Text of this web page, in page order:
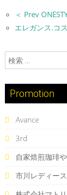
＜ Prev
エレガンス.コ
検索:
Promotion
Avance
3rd
自家焙煎珈琲
市川レディー